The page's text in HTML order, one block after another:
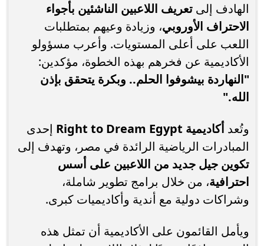
الهادف إلى تعريف اللاعبين الناشئين بأجواء
الاحتراف الأوروبي، وزيادة وعيهم بمتطلبات
اللعب على أعلى المستويات. وأعرب مسؤولو
الأكاديمية عن فخرهم بهذه الخطوة، مؤكدين:
"النهاردة بيشوفوا الحلم.. وبكرة يتحقق بإذن
الله."
وتُعد أكاديمية Right to Dream Egypt
إحدى
المبادرات الرياضية الرائدة في مصر، وتهدف إلى
تكوين جيل جديد من اللاعبين على أسس
احترافية، من خلال برامج تطوير شاملة،
وشراكات دولية مع أندية وأكاديميات كبرى.
ويأمل القائمون على الأكاديمية أن تمثل هذه